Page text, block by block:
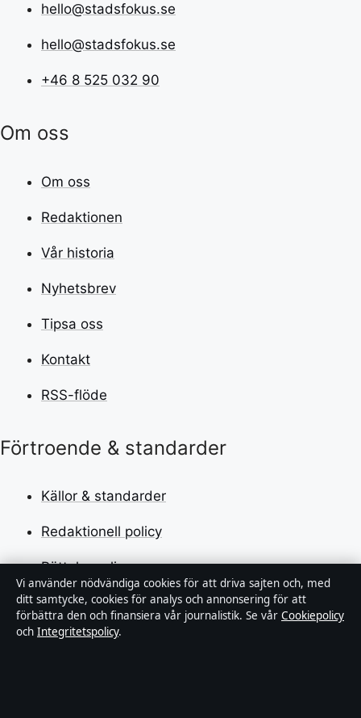
hello@stadsfokus.se
hello@stadsfokus.se
+46 8 525 032 90
Om oss
Om oss
Redaktionen
Vår historia
Nyhetsbrev
Tipsa oss
Kontakt
RSS-flöde
Förtroende & standarder
Källor & standarder
Redaktionell policy
Rättelsepolicy
Faktagranskningspolicy
Ägande & finansiering
Vi använder nödvändiga cookies för att driva sajten och, med
ditt samtycke, cookies för analys och annonsering för att
förbättra den och finansiera vår journalistik. Se vår Cookiepolicy
och Integritetspolicy.